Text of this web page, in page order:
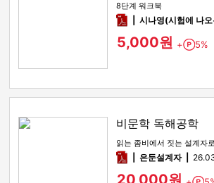
8단계 워크북
pdf시나영(시험에 나
5,000원 + Point
5%
비문학 독해공학
읽는 좀비에서 짓는 설계자
pdf은둔설계자
20,000원